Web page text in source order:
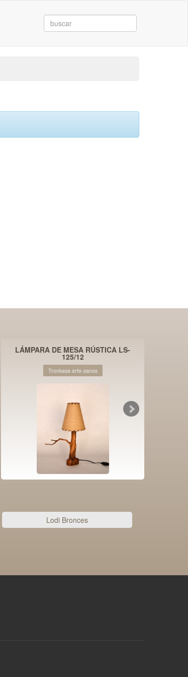
LÁMPARA DE MESA RÚSTICA LS-
125/12
Tronkasa arte-sanos
Lodi Bronces